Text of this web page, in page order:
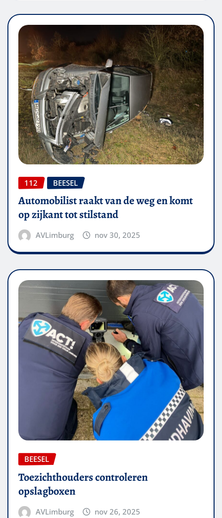
112 BEESEL
Automobilist raakt van de weg en komt
op zijkant tot stilstand
AVLimburg nov 30, 2025
BEESEL
Toezichthouders controleren
opslagboxen
AVLimburg nov 26, 2025